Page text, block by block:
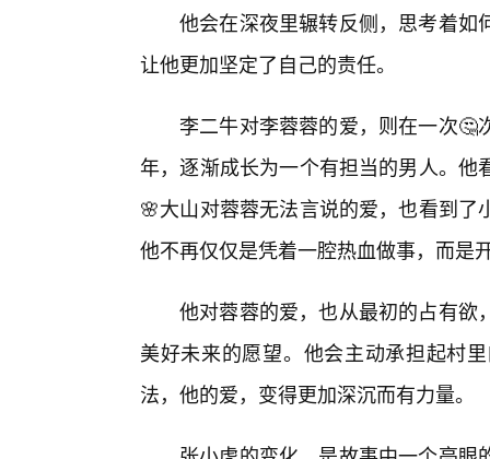
他会在深夜里辗转反侧，思考着如
让他更加坚定了自己的责任。
李二牛对李蓉蓉的爱，则在一次🤔
年，逐渐成长为一个有担当的男人。
🌸大山对蓉蓉无法言说的爱，也看到
他不再仅仅是凭着一腔热血做事，而是
他对蓉蓉的爱，也从最初的占有欲
美好未来的愿望。他会主动承担起村
法，他的爱，变得更加深沉而有力量。